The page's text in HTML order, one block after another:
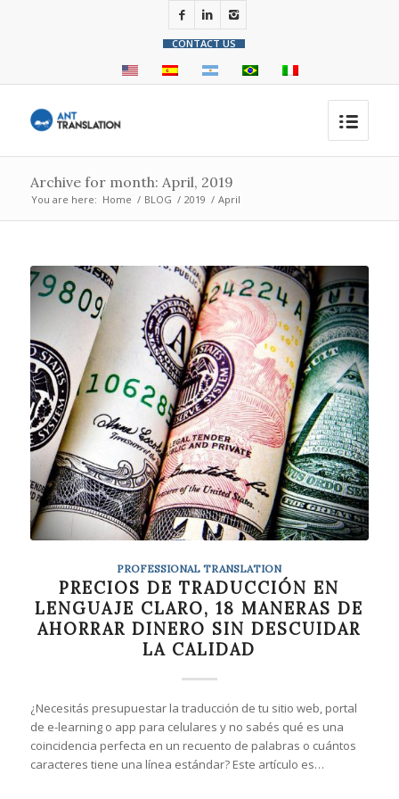
CONTACT US
Archive for month: April, 2019
You are here: Home / BLOG / 2019 / April
PROFESSIONAL TRANSLATION
PRECIOS DE TRADUCCIÓN EN
LENGUAJE CLARO, 18 MANERAS DE
AHORRAR DINERO SIN DESCUIDAR
LA CALIDAD
¿Necesitás presupuestar la traducción de tu sitio web, portal
de e-learning o app para celulares y no sabés qué es una
coincidencia perfecta en un recuento de palabras o cuántos
caracteres tiene una línea estándar? Este artículo es…